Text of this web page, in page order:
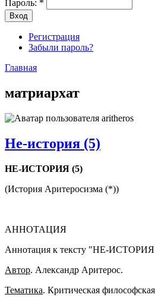
Пароль: *
Регистрация
Забыли пароль?
Главная
матриархат
Не-история (5)
НЕ-ИСТОРИЯ (5)
(История Аритеросизма (*))
АННОТАЦИЯ
Аннотация к тексту "НЕ-ИСТОРИЯ
Автор. Александр Аритерос.
Тематика. Критическая